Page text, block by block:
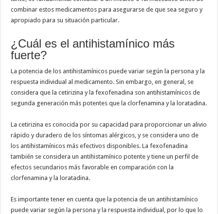
combinar estos medicamentos para asegurarse de que sea seguro y
apropiado para su situación particular.
¿Cuál es el antihistamínico más
fuerte?
La potencia de los antihistamínicos puede variar según la persona y la
respuesta individual al medicamento. Sin embargo, en general, se
considera que la cetirizina y la fexofenadina son antihistamínicos de
segunda generación más potentes que la clorfenamina y la loratadina.
La cetirizina es conocida por su capacidad para proporcionar un alivio
rápido y duradero de los síntomas alérgicos, y se considera uno de
los antihistamínicos más efectivos disponibles. La fexofenadina
también se considera un antihistamínico potente y tiene un perfil de
efectos secundarios más favorable en comparación con la
clorfenamina y la loratadina.
Es importante tener en cuenta que la potencia de un antihistamínico
puede variar según la persona y la respuesta individual, por lo que lo